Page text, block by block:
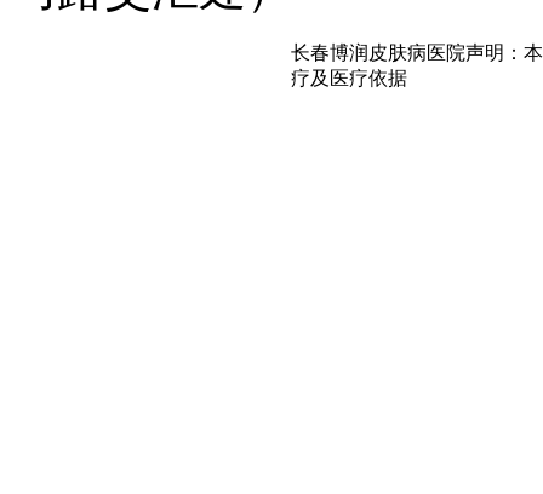
长春博润皮肤病医院声明：
疗及医疗依据